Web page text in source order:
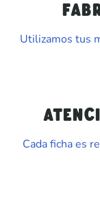
Utilizamos tus
Cada ficha es